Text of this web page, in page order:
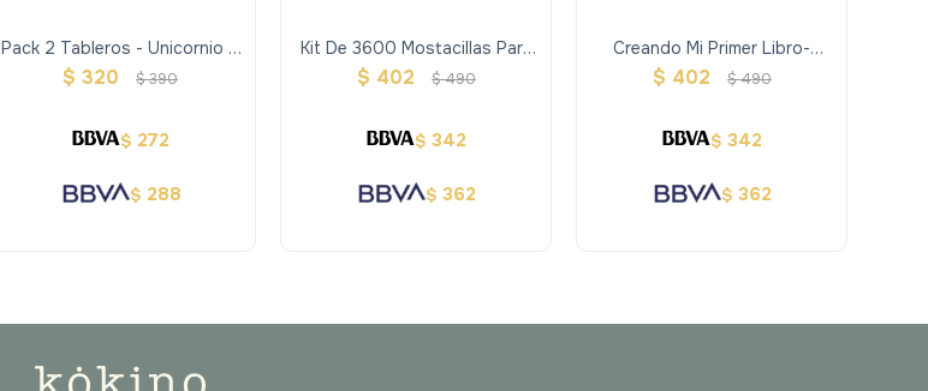
Pack 2 Tableros - Unicornio Y
Princesa
$ 320 $390
$ 272
$ 288
Kit De 3600 Mostacillas Para
Pulseras Completo
$ 402 $490
$ 342
$ 362
Creando Mi Primer Libro-
Autos
$ 402 $490
$ 342
$ 362